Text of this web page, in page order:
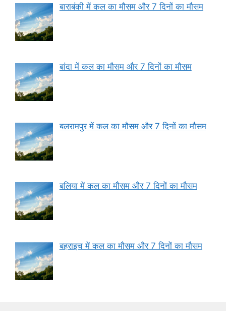
बाराबंकी में कल का मौसम और 7 दिनों का मौसम
बांदा में कल का मौसम और 7 दिनों का मौसम
बलरामपुर में कल का मौसम और 7 दिनों का मौसम
बलिया में कल का मौसम और 7 दिनों का मौसम
बहराइच में कल का मौसम और 7 दिनों का मौसम